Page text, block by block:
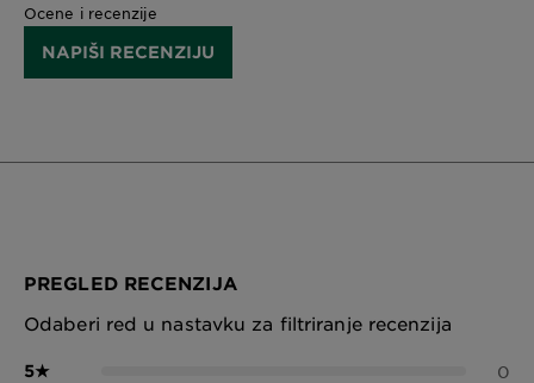
Ocene i recenzije
NAPIŠI RECENZIJU
PREGLED RECENZIJA
Odaberi red u nastavku za filtriranje recenzija
5★ 0